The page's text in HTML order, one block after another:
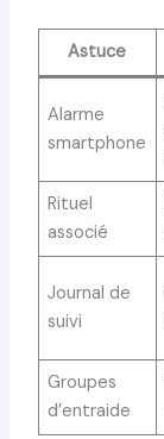
Astuce
Alarme
smartphone
Rituel
associé
Journal de
suivi
Groupes
d’entraide